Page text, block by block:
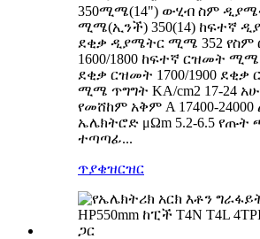
350ሚሜ(14") ውሂብ ስም
ሚሜ(ኢንች) 350(14) ከፍተኛ
ደቂቃ ዲያሜትር ሚሜ 352
1600/1800 ከፍተኛ ርዝመት ሚሜ
ደቂቃ ርዝመት 1700/1900 ደቂቃ
ሚሜ ጥግግት KA/cm2 17-24
የመሸከም አቅም A 17400-
ኤሌክትሮድ μΩm 5.2-6.5 የጡት
ተጣጣፊ...
ጥያቄዝርዝር